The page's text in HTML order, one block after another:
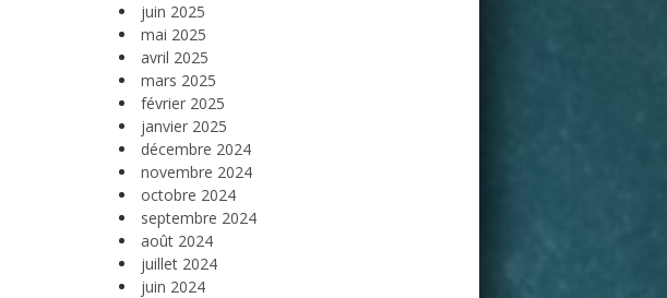
juin 2025
mai 2025
avril 2025
mars 2025
février 2025
janvier 2025
décembre 2024
novembre 2024
octobre 2024
septembre 2024
août 2024
juillet 2024
juin 2024